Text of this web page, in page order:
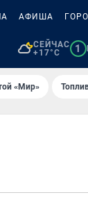
АФИША
СЕЙЧАС
+17°C
1
«Мир»